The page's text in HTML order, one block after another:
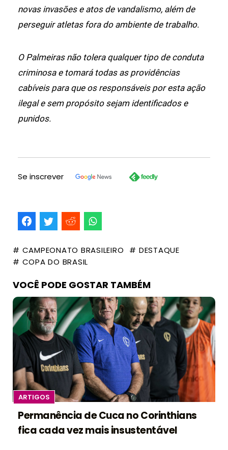
novas invasões e atos de vandalismo, além de
perseguir atletas fora do ambiente de trabalho.
O Palmeiras não tolera qualquer tipo de conduta
criminosa e tomará todas as providências
cabíveis para que os responsáveis por esta ação
ilegal e sem propósito sejam identificados e
punidos.
Se inscrever
# CAMPEONATO BRASILEIRO
# DESTAQUE
# COPA DO BRASIL
VOCÊ PODE GOSTAR TAMBÉM
ARTIGOS
Permanência de Cuca no Corinthians
fica cada vez mais insustentável